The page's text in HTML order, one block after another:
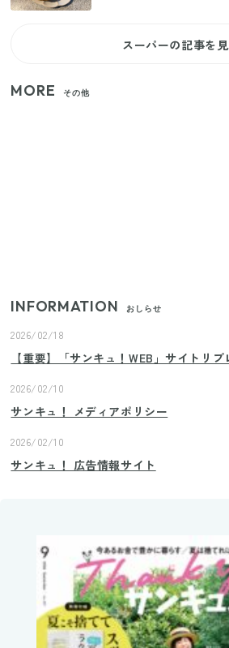
スーパーの記事を
MORE その他
INFORMATION おしらせ
2026/02/18
【重要】「サンキュ！WEB」サイトリ
2026/02/10
サンキュ！ メディアポリシー
2026/02/10
サンキュ！ 広告情報サイト